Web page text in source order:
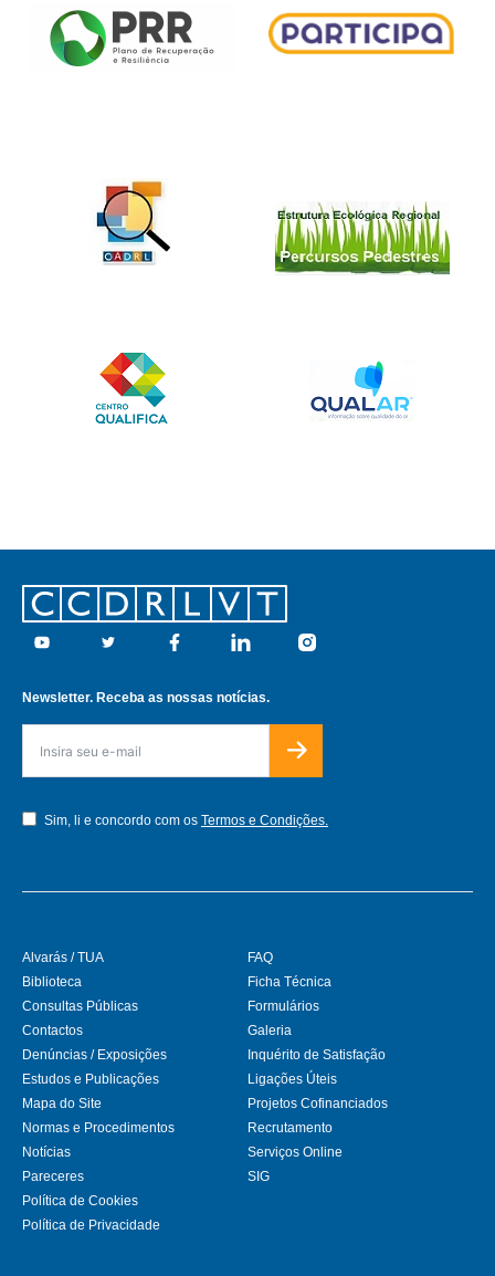
Footer
Youtube Twitter Facebook Linkedin Instagram
Newsletter. Receba as nossas notícias.
Sim, li e concordo com os Termos e Condições.
Alvarás / TUA
Biblioteca
Consultas Públicas
Contactos
Denúncias / Exposições
Estudos e Publicações
FAQ
Ficha Técnica
Formulários
Galeria
Inquérito de Satisfação
Ligações Úteis
Mapa do Site
Normas e Procedimentos
Notícias
Pareceres
Política de Cookies
Política de Privacidade
Projetos Cofinanciados
Recrutamento
Serviços Online
SIG